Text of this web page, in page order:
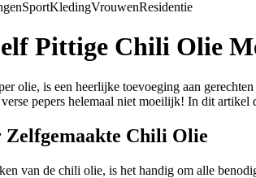
SportKledingVrouwenResidentie
Pittige Chili Olie
olie, is een heerlijke toevoeging aan
pepers helemaal niet moeilijk! In dit
Zelfgemaakte Chili Olie
van de chili olie, is het handig om alle